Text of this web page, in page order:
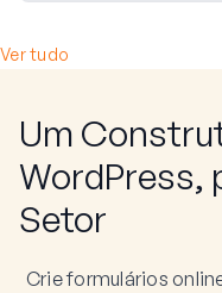
Ver tudo
Um
WordPress,
Setor
Crie formulários